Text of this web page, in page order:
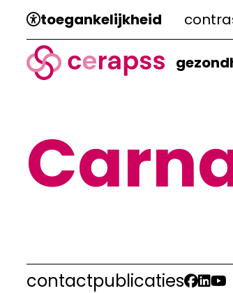
toegankelijkheid
contactpublicaties